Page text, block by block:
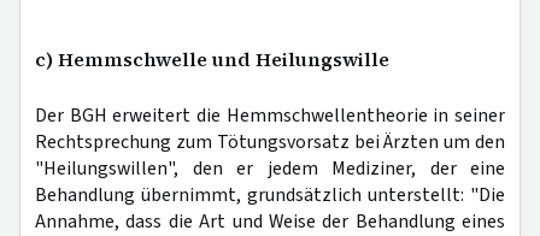
c) Hemmschwelle und Heilungswille
Der BGH erweitert die Hemmschwellentheorie in seiner
Rechtsprechung zum Tötungsvorsatz bei Ärzten um den
"Heilungswillen", den er jedem Mediziner, der eine
Behandlung übernimmt, grundsätzlich unterstellt: "Die
Annahme, dass die Art und Weise der Behandlung eines